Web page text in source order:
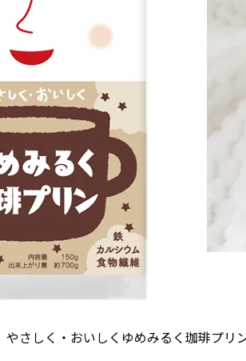
やさしく・おいしくゆめみるく珈琲プリ